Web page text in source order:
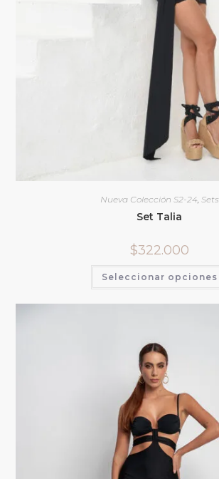
Nueva Colección S2-24, Sets
Set Talia
$322.000
Seleccionar opciones